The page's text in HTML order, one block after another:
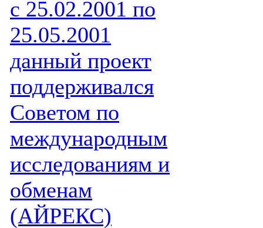
с 25.02.2001 по
25.05.2001
данный проект
поддерживался
Советом по
международным
исследованиям и
обменам
(АЙРЕКС)